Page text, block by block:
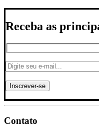
Receba as
Contato